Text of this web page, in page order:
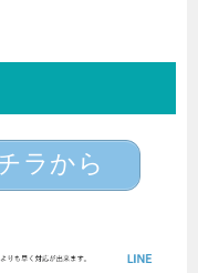
ラから